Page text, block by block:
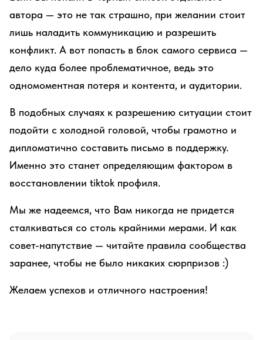
автора — это не так страшно, при желании стоит
лишь наладить коммуникацию и разрешить
конфликт. А вот попасть в блок самого сервиса —
дело куда более проблематичное, ведь это
одномоментная потеря и контента, и аудитории.
В подобных случаях к разрешению ситуации стоит
подойти с холодной головой, чтобы грамотно и
дипломатично составить письмо в поддержку.
Именно это станет определяющим фактором в
восстановлении tiktok профиля.
Мы же надеемся, что Вам никогда не придется
сталкиваться со столь крайними мерами. И как
совет-напутствие — читайте правила сообщества
заранее, чтобы не было никаких сюрпризов :)
Желаем успехов и отличного настроения!